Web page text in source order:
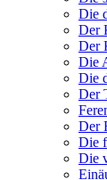
Die
Der
Der
Die
Die
Der
Der
Die
Die